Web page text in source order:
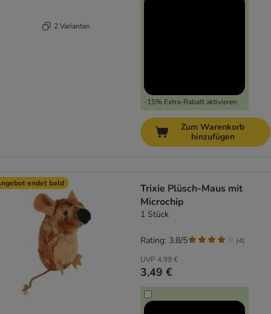
2 Varianten
-15% Extra-Rabatt aktivieren
Zum Warenkorb
hinzufügen
endet bald
Trixie Plüsch-Maus mit
Microchip
1 Stück
UVP 4,99 €
3,49 €
Rating: 3.8/5 (4)